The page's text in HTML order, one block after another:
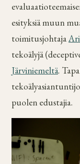
esityksiä muun
toimitusjohtaja
tekoälyjä
Järviniemeltä.
puolen edustajia.